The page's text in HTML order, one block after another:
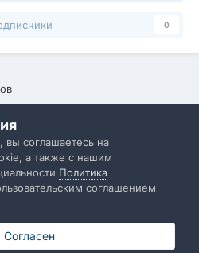
0
Обратная связь
Invision Community
вы соглашаетесь на
а также с нашим
Политика
соглашением
Согласен